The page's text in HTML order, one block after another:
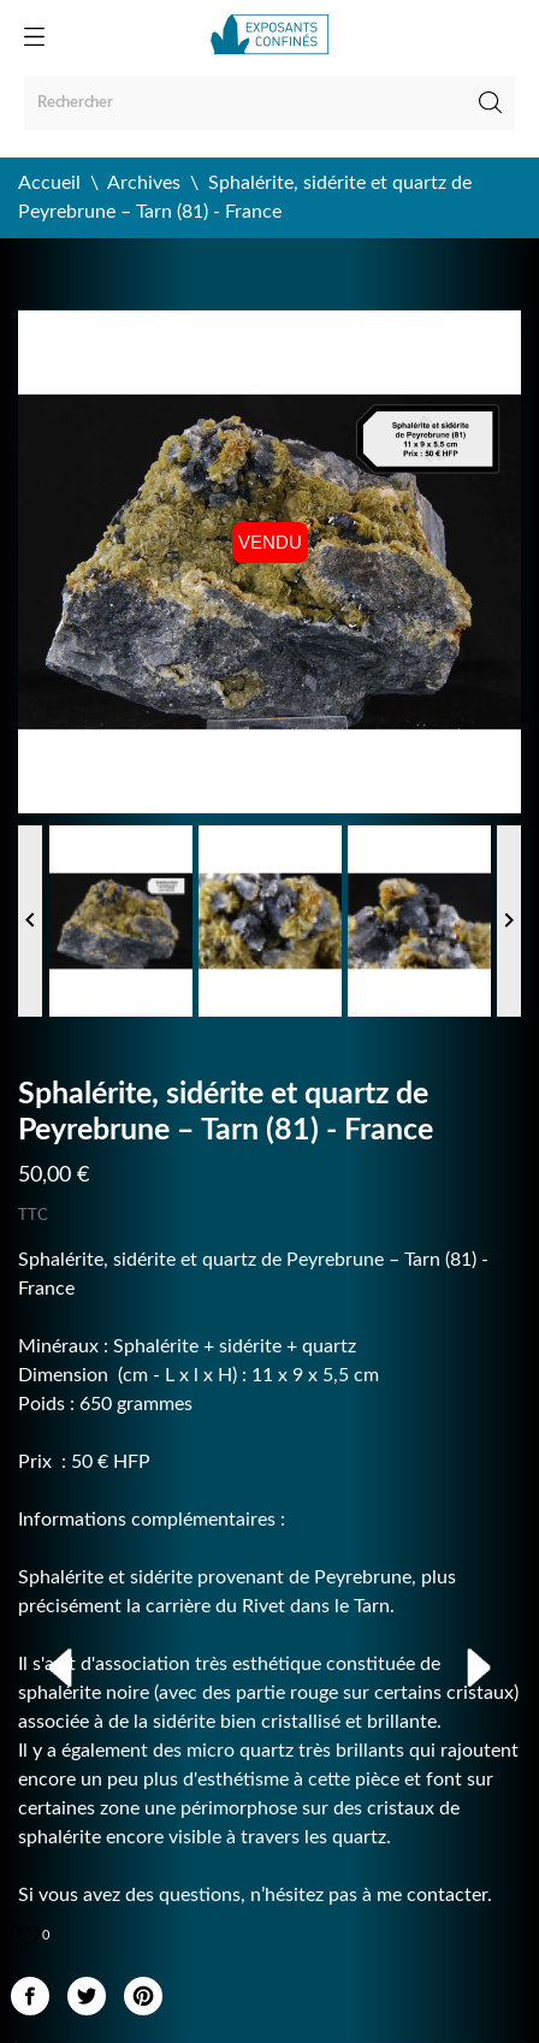
Accueil Archives
Sphalérite, sidérite et quartz de
Peyrebrune – Tarn (81) - France
VENDU
 
Sphalérite, sidérite et quartz de
Peyrebrune – Tarn (81) - France
50,00 €
TTC
Sphalérite, sidérite et quartz de Peyrebrune – Tarn (81) -
France
Minéraux : Sphalérite + sidérite + quartz
Dimension (cm - L x l x H) : 11 x 9 x 5,5 cm
Poids : 650 grammes
Prix : 50 € HFP
Informations complémentaires :
Sphalérite et sidérite provenant de Peyrebrune, plus
précisément la carrière du Rivet dans le Tarn.
Il s'agit d'association très esthétique constituée de
sphalérite noire (avec des partie rouge sur certains cristaux)
associée à de la sidérite bien cristallisé et brillante.
Il y a également des micro quartz très brillants qui rajoutent
encore un peu plus d'esthétisme à cette pièce et font sur
certaines zone une périmorphose sur des cristaux de
sphalérite encore visible à travers les quartz.
Si vous avez des questions, n’hésitez pas à me contacter.
0